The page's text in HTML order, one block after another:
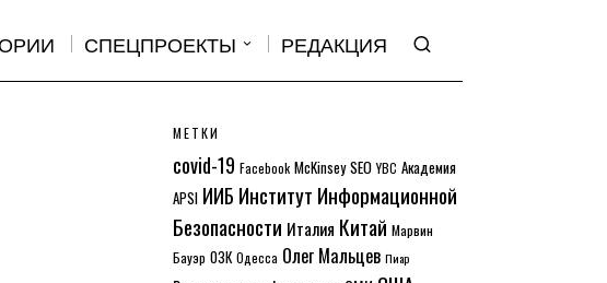
СПЕЦПРОЕКТЫ РЕДАКЦИЯ
МЕТКИ
covid-19 Facebook McKinsey SEO YBC Академия
APSI ИИБ Институт Информационной
Безопасности Италия Китай Марвин
Бауэр ОЗК Одесса Олег Мальцев Пиар